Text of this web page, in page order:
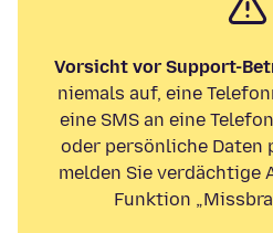
Vorsicht vor Support-
niemals auf, eine
eine SMS an eine
oder persönliche Daten
melden Sie verdächtige
Funktion